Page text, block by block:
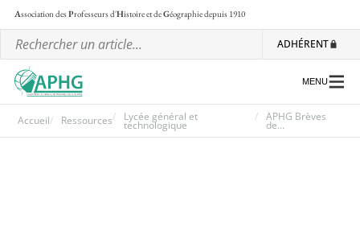
Association desProfesseurs d'Histoire et deGéographiedepuis 1910
ADHÉRENT
MENU
Accueil Ressources Lycée général et
technologique
APHG Brèves
de...